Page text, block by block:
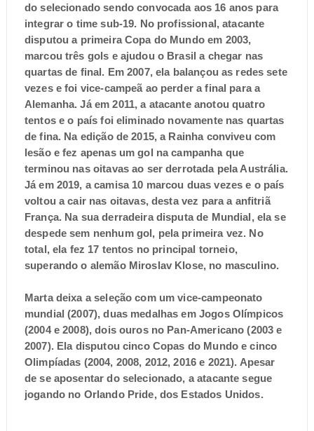
do selecionado sendo convocada aos 16 anos para
integrar o time sub-19. No profissional, atacante
disputou a primeira Copa do Mundo em 2003,
marcou três gols e ajudou o Brasil a chegar nas
quartas de final. Em 2007, ela balançou as redes sete
vezes e foi vice-campeã ao perder a final para a
Alemanha. Já em 2011, a atacante anotou quatro
tentos e o país foi eliminado novamente nas quartas
de fina. Na edição de 2015, a Rainha conviveu com
lesão e fez apenas um gol na campanha que
terminou nas oitavas ao ser derrotada pela Austrália.
Já em 2019, a camisa 10 marcou duas vezes e o país
voltou a cair nas oitavas, desta vez para a anfitriã
França. Na sua derradeira disputa de Mundial, ela se
despede sem nenhum gol, pela primeira vez. No
total, ela fez 17 tentos no principal torneio,
superando o alemão Miroslav Klose, no masculino.
Marta deixa a seleção com um vice-campeonato
mundial (2007), duas medalhas em Jogos Olímpicos
(2004 e 2008), dois ouros no Pan-Americano (2003 e
2007). Ela disputou cinco Copas do Mundo e cinco
Olimpíadas (2004, 2008, 2012, 2016 e 2021). Apesar
de se aposentar do selecionado, a atacante segue
jogando no Orlando Pride, dos Estados Unidos.